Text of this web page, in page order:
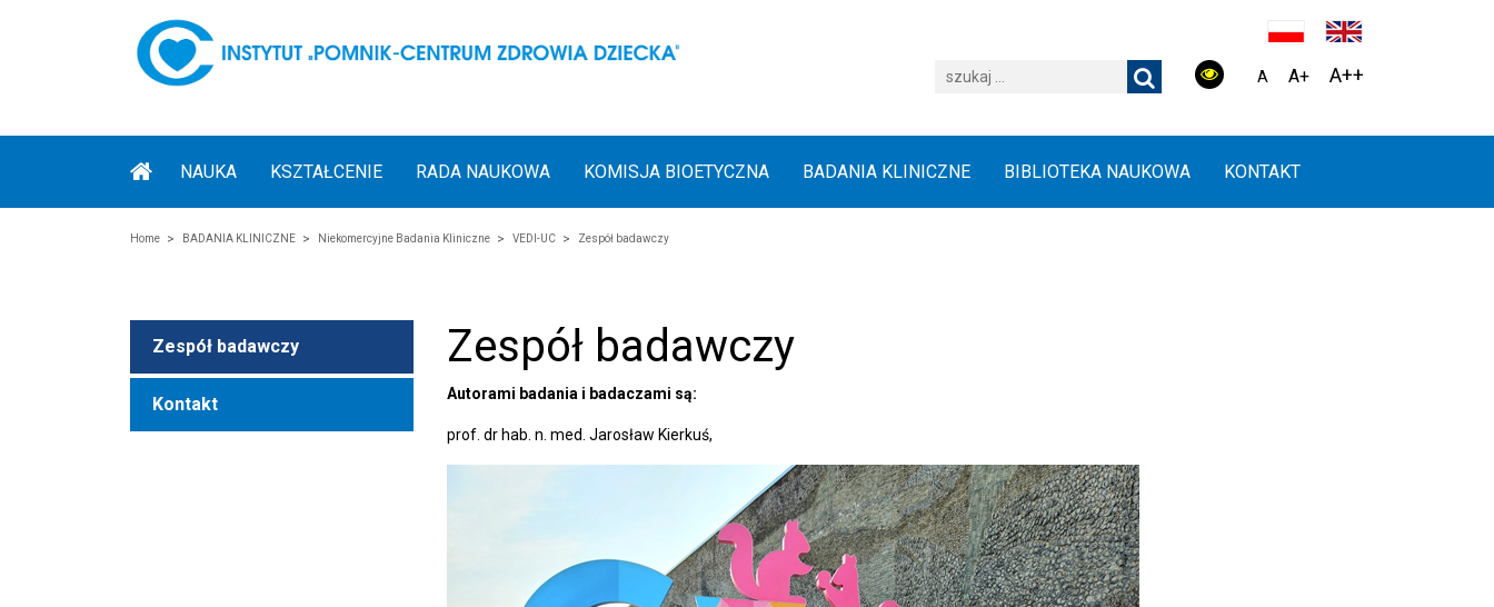
A A+ A++
NAUKA KSZTAŁCENIE RADA NAUKOWA KOMISJA BIOETYCZNA BADANIA KLINICZNE BIBLIOTEKA NAUKOWA KONTAKT
Home BADANIA KLINICZNE Niekomercyjne Badania Kliniczne VEDI-UC Zespół badawczy
Zespół badawczy
Kontakt
Zespół badawczy
Autorami badania i badaczami są:
prof. dr hab. n. med. Jarosław Kierkuś,